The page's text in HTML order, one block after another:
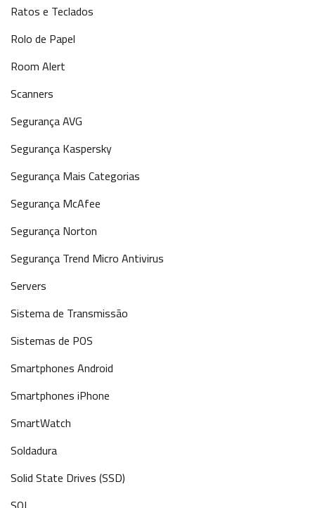
Ratos e Teclados
Rolo de Papel
Room Alert
Scanners
Segurança AVG
Segurança Kaspersky
Segurança Mais Categorias
Segurança McAfee
Segurança Norton
Segurança Trend Micro Antivirus
Servers
Sistema de Transmissão
Sistemas de POS
Smartphones Android
Smartphones iPhone
SmartWatch
Soldadura
Solid State Drives (SSD)